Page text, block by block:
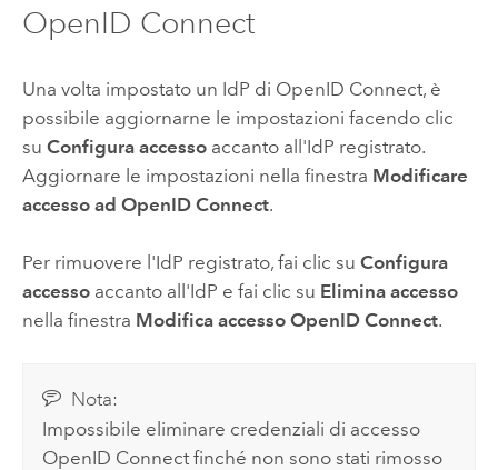
OpenID Connect
Una volta impostato un IdP di OpenID Connect, è
possibile aggiornarne le impostazioni facendo clic
su Configura accessoaccanto all'IdP registrato.
Aggiornare le impostazioni nella finestra Modificare
accesso ad OpenID Connect.
Per rimuovere l'IdP registrato, fai clic su Configura
accessoaccanto all'IdP e fai clic su Elimina accesso
nella finestra Modifica accesso OpenID Connect.
Nota:
Impossibile eliminare credenziali di accesso
OpenID Connect finché non sono stati rimosso